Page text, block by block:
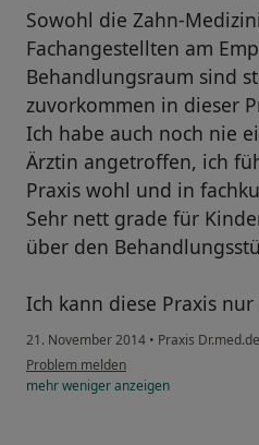
Sowohl die Zahn-
Fachangestellten am
Behandlungsraum sind
zuvorkommen in dieser
Ich habe auch noch nie
Ärztin angetroffen, ich
Praxis wohl und in
Sehr nett grade für
über den
Ich kann diese Praxis
21. November 2014 • Praxis
Problem melden
mehrwenigeranzeigen